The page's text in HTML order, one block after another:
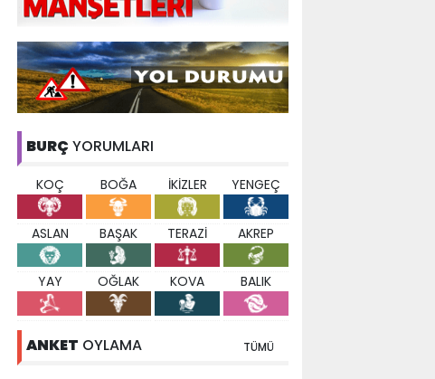
BURÇ YORUMLARI
KOÇ BOĞA İKİZLER YENGEÇ
ASLAN BAŞAK TERAZİ AKREP
YAY OĞLAK KOVA BALIK
ANKET OYLAMA TÜMÜ